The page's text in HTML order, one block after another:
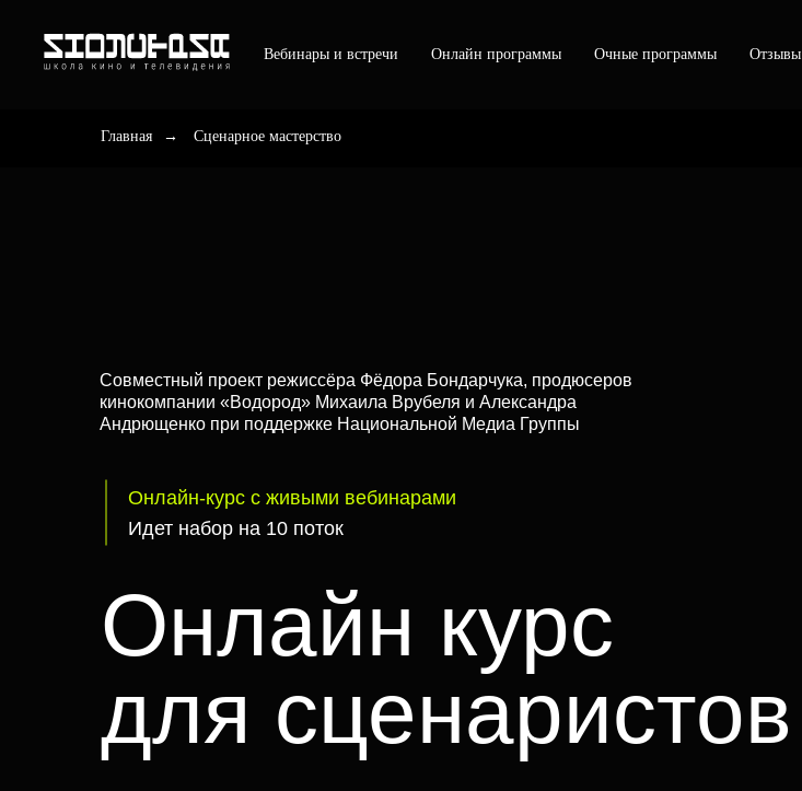
Вебинары и встречи Онлайн программы Очные программы Отзывы
Главная → Сценарное мастерство
Онлайн курс
для сценаристов
Идет набор на 10 поток
Онлайн-курс с живыми вебинарами
Совместный проект режиссёра Фёдора Бондарчука, продюсеров
кинокомпании «Водород» Михаила Врубеля и Александра
Андрющенко при поддержке Национальной Медиа Группы